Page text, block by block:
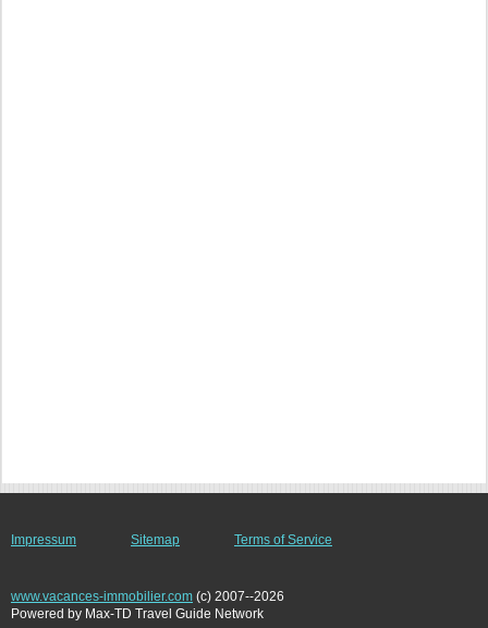
Impressum Sitemap Terms of Service
www.vacances-immobilier.com (c) 2007--2026
Powered by Max-TD Travel Guide Network